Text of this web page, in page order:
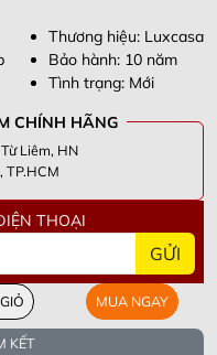
Thương hiệu: Luxcasa
Bảo hành: 10 năm
Tình trạng: Mới
CHÍNH HÃNG
Liêm, HN
TP.HCM
THOẠI
GỬI
MUA NGAY
KẾT